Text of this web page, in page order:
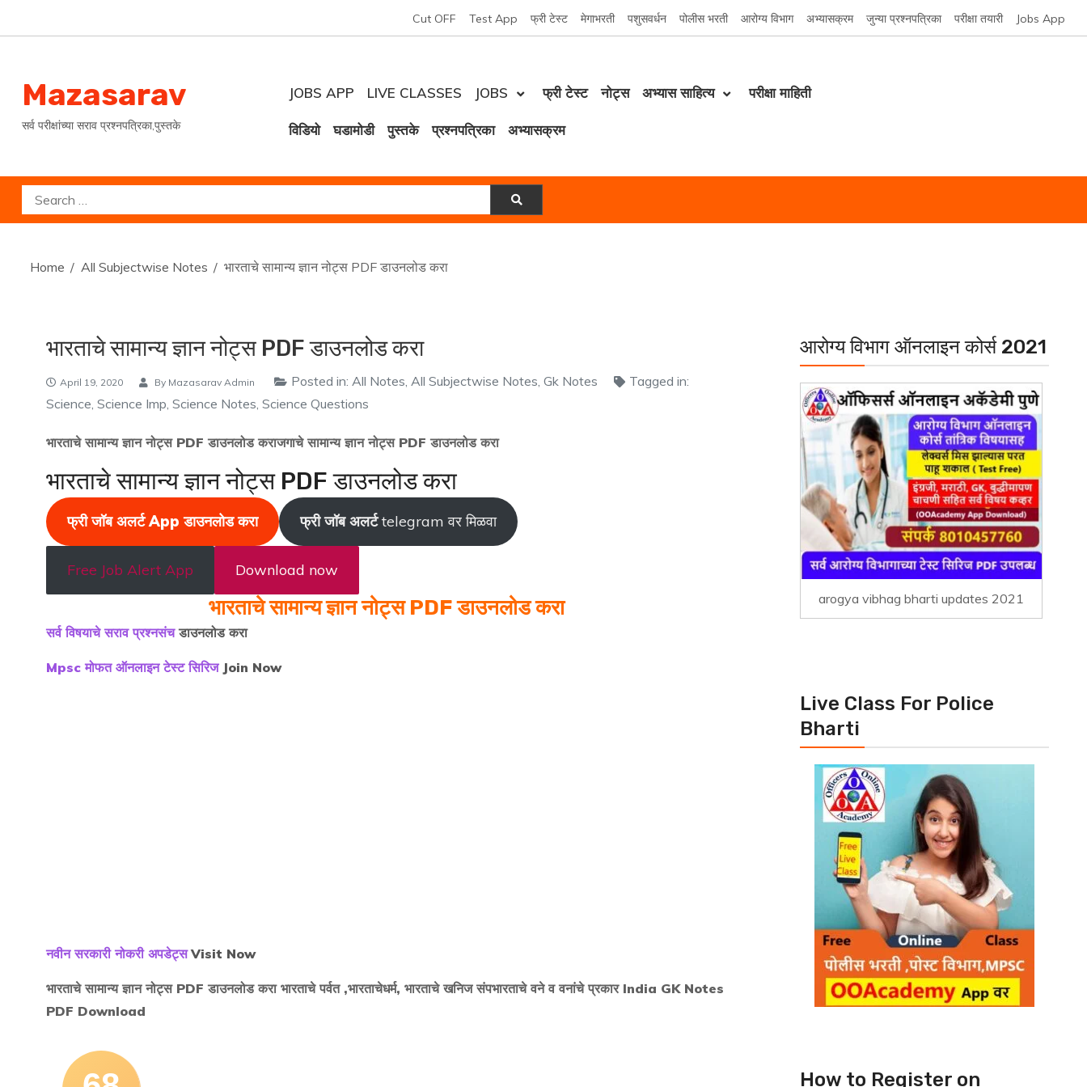
to
Cut OFF Test App फ्री टेस्ट मेगाभरती पशुसवर्धन पोलीस भरती आरोग्य विभाग अभ्यासक्रम जुन्या प्रश्नपत्रिका परीक्षा तयारी Jobs App
Mazasarav
सर्व परीक्षांच्या सराव प्रश्नपत्रिका,पुस्तके
JOBS APP LIVE CLASSES JOBS फ्री टेस्ट नोट्स अभ्यास साहित्य परीक्षा माहिती
विडियो घडामोडी पुस्तके प्रश्नपत्रिका अभ्यासक्रम
Search
for:
Home All Subjectwise Notes भारताचे सामान्य ज्ञान नोट्स PDF डाउनलोड करा
भारताचे सामान्य ज्ञान नोट्स PDF डाउनलोड करा
April 19, 2020 By Mazasarav Admin Posted in: All Notes, All Subjectwise Notes, Gk Notes
Tagged in:
Science, Science Imp, Science Notes, Science Questions
भारताचे सामान्य ज्ञान नोट्स PDF डाउनलोड कराजगाचे सामान्य ज्ञान नोट्स PDF डाउनलोड करा
भारताचे सामान्य ज्ञान नोट्स PDF डाउनलोड करा
फ्री जॉब अलर्ट App डाउनलोड करा फ्री जॉब अलर्टtelegram वर मिळवा
Free Job Alert App Download now
भारताचे सामान्य ज्ञान नोट्स PDF डाउनलोड करा
सर्व विषयाचे सराव प्रश्नसंचडाउनलोड करा
Mpsc मोफत ऑनलाइन टेस्ट सिरिज Join Now
नवीन सरकारी नोकरी अपडेट्स Visit Now
भारताचे सामान्य ज्ञान नोट्स PDF डाउनलोड करा भारताचे पर्वत ,भारताचेधर्म, भारताचे खनिज संपभारताचे वने व वनांचे प्रकार India GK Notes
PDF Download
आरोग्य विभाग ऑनलाइन कोर्स 2021
arogya vibhag bharti updates 2021
Live Class For Police
Bharti
How to Register on